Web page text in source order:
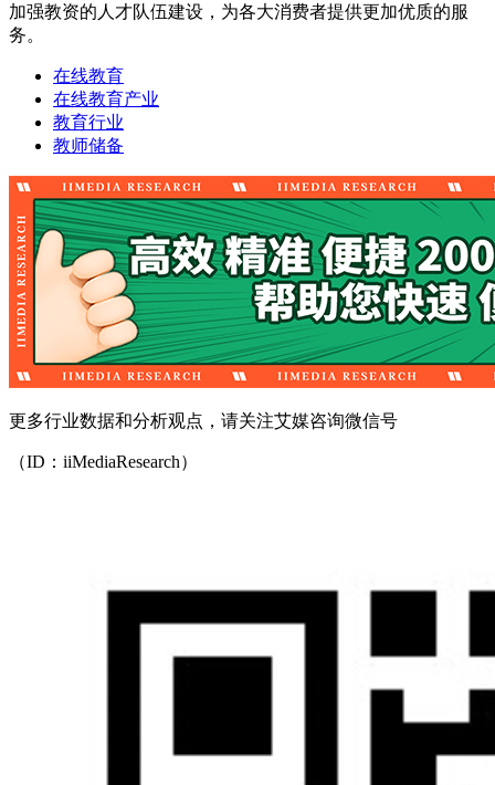
加强教资的人才队伍建设，为各大消费者提供更加优质的服
务。
在线教育
在线教育产业
教育行业
教师储备
更多行业数据和分析观点，请关注艾媒咨询微信号
（ID：iiMediaResearch）